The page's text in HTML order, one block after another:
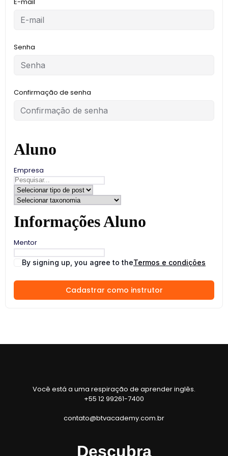
Senha
Confirmação de senha
Aluno
Empresa
Informações Aluno
Mentor
By signing up, you agree to theTermos e condições
Cadastrar como instrutor
Você está a uma respiração de aprender inglês.
+55 12 99261-7400
contato@btvacademy.com.br
Descubra